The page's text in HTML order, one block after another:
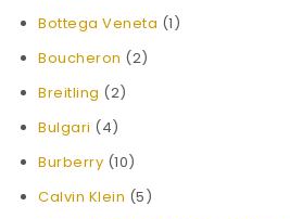
Bottega Veneta (1)
Boucheron (2)
Breitling (2)
Bulgari (4)
Burberry (10)
Calvin Klein (5)